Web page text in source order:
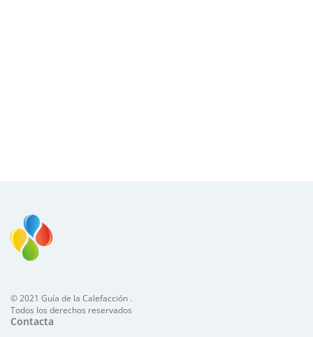
© 2021 Guía de la Calefacción .
Todos los derechos reservados
Contacta